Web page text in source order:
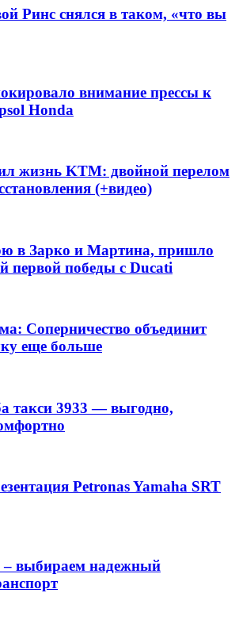
Ринс снялся в таком, «что вы
внимание прессы к
Honda
жизнь KTM: двойной перелом
(+видео)
в Зарко и Мартина, пришло
первой победы с Ducati
Соперничество объединит
еще больше
такси 3933 — выгодно,
Petronas Yamaha SRT
выбираем надежный